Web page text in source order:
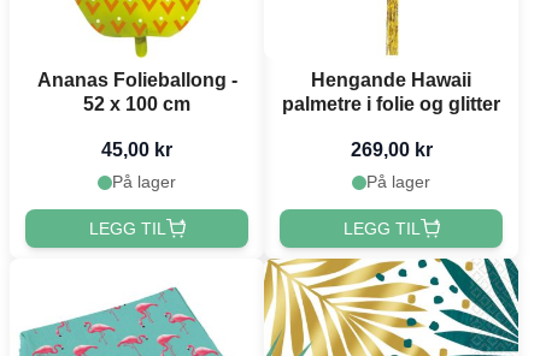
Ananas Folieballong -
52 x 100 cm
45,00 kr
På lager
LEGG TIL
Hengande Hawaii
palmetre i folie og glitter
269,00 kr
På lager
LEGG TIL